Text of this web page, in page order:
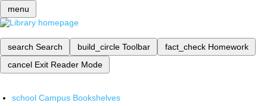
menu
search Search build_circle Toolbar fact_check Homework
cancel Exit Reader Mode
school Campus Bookshelves